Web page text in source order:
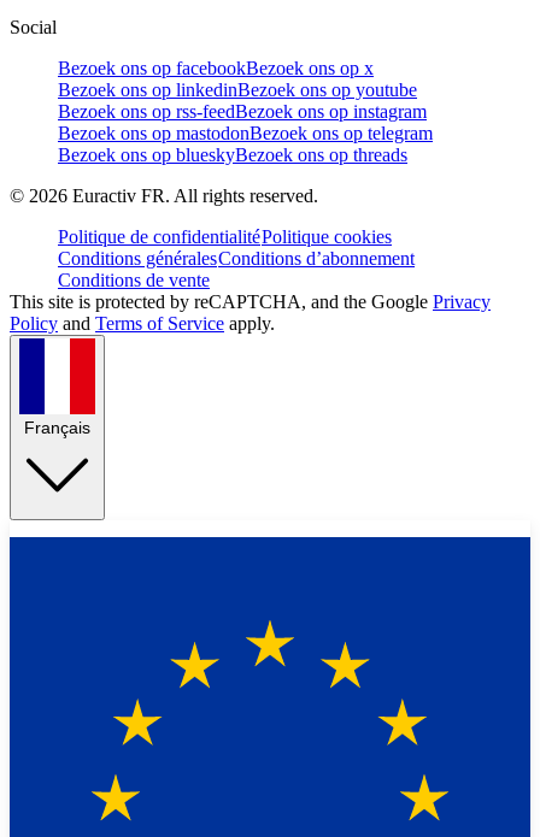
Social
Bezoek ons op facebookBezoek ons op x
Bezoek ons op linkedinBezoek ons op youtube
Bezoek ons op rss-feedBezoek ons op instagram
Bezoek ons op mastodonBezoek ons op telegram
Bezoek ons op blueskyBezoek ons op threads
© 2026 Euractiv FR. All rights reserved.
Politique de confidentialitéPolitique cookies
Conditions généralesConditions d’abonnement
Conditions de vente
This site is protected by reCAPTCHA, and the Google Privacy
Policy and Terms of Service apply.
Français